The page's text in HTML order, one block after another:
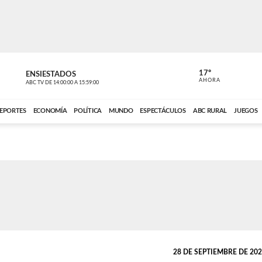
ENSIESTADOS
ABC TV DE 14:00:00 A 15:59:00 ABC CARDINAL
17º
AHORA
ECONOMÍA POLÍTICA MUNDO ESPECTÁCULOS ABC RURAL JUEGOS
28 DE SEPTIEMBRE DE